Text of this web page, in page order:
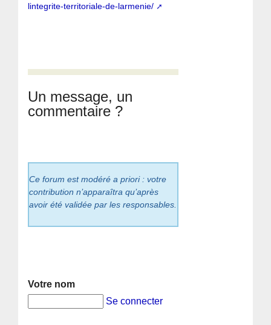
lintegrite-territoriale-de-larmenie/
Un message, un
commentaire ?
Ce forum est modéré a priori : votre
contribution n’apparaîtra qu’après
avoir été validée par les responsables.
Votre nom
Se connecter